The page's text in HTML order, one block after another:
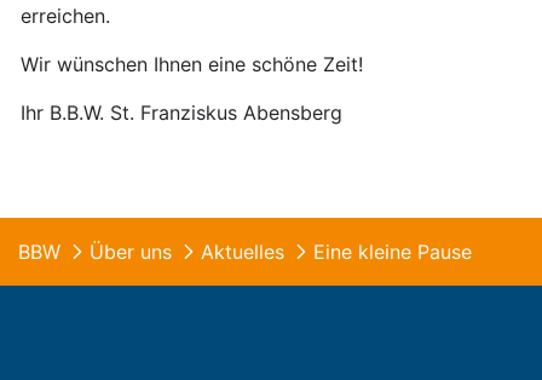
erreichen.
Wir wünschen Ihnen eine schöne Zeit!
Ihr B.B.W. St. Franziskus Abensberg
BBW Über uns Aktuelles Eine kleine Pause